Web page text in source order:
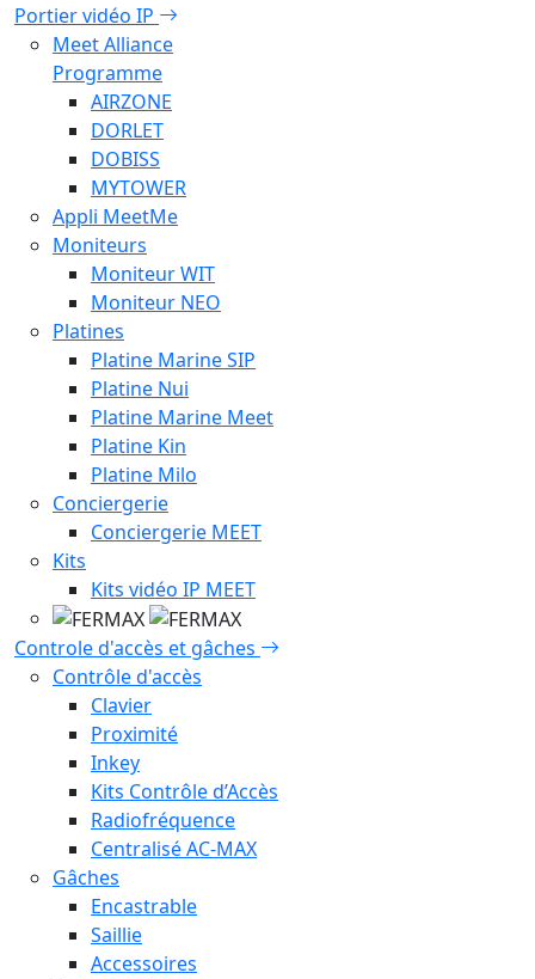
Portier vidéo IP
Meet Alliance
Programme
AIRZONE
DORLET
DOBISS
MYTOWER
Appli MeetMe
Moniteurs
Moniteur WIT
Moniteur NEO
Platines
Platine Marine SIP
Platine Nui
Platine Marine Meet
Platine Kin
Platine Milo
Conciergerie
Conciergerie MEET
Kits
Kits vidéo IP MEET
Controle d'accès et gâches
Contrôle d'accès
Clavier
Proximité
Inkey
Kits Contrôle d’Accès
Radiofréquence
Centralisé AC-MAX
Gâches
Encastrable
Saillie
Accessoires